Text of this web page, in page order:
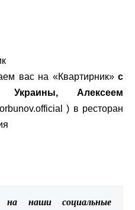
вас на «Квартирник» с
Украины, Алексеем
) в ресторан
на наши социальные